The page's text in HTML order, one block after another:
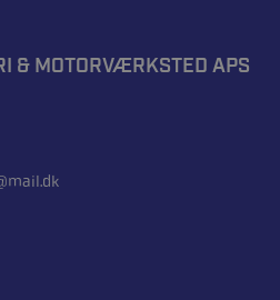
& MOTORVÆRKSTED APS